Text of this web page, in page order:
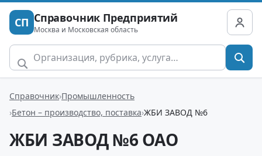
СП Справочник Предприятий
Москва и Московская область
Справочник Промышленность
Бетон – производство, поставка ЖБИ ЗАВОД №6
ЖБИ ЗАВОД №6 ОАО